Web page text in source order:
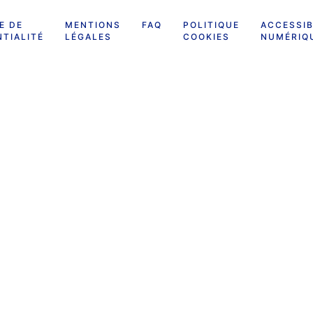
DE
MENTIONS
LÉGALES
FAQ
POLITIQUE
COOKIES